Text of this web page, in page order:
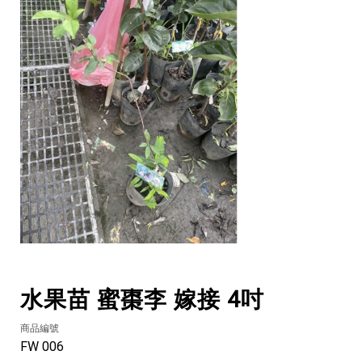
水果苗 蜜棗李 嫁接 4吋
商品編號
FW 006